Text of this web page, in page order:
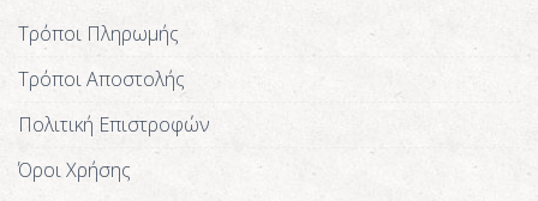
Τρόποι Πληρωμής
Τρόποι Αποστολής
Πολιτική Επιστροφών
Όροι Χρήσης